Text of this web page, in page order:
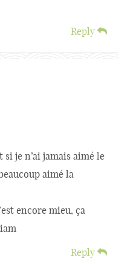
Reply
je n’ai jamais aimé le
aimé la
encore mieu, ça
Reply